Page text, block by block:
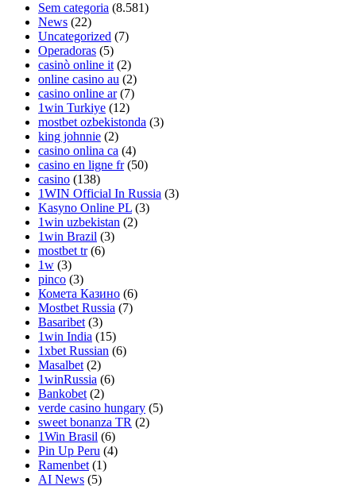
Sem categoria (8.581)
News (22)
Uncategorized (7)
Operadoras (5)
casinò online it (2)
online casino au (2)
casino online ar(7)
1win Turkiye (12)
mostbet ozbekistonda (3)
king johnnie (2)
casino onlina ca (4)
casino en ligne fr(50)
casino (138)
1WIN Official In Russia (3)
Kasyno Online PL (3)
1win uzbekistan (2)
1win Brazil (3)
mostbet tr(6)
1w (3)
pinco (3)
Комета Казино (6)
Mostbet Russia (7)
Basaribet (3)
1win India (15)
1xbet Russian (6)
Masalbet (2)
1winRussia (6)
Bankobet (2)
verde casino hungary (5)
sweet bonanza TR (2)
1Win Brasil (6)
Pin Up Peru (4)
Ramenbet (1)
AI News (5)